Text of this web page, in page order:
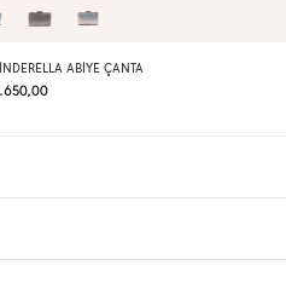
ABIYE ÇANTA